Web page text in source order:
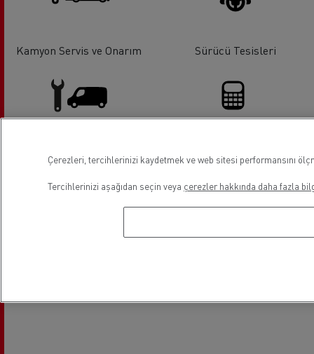
Kamyon Servis ve Onarım Sürücü Tesisleri
Hafif Ticari Servis ve Onarım Finans
Çerezleri, tercihlerinizi kaydetmek ve web sitesi performansını
Tercihlerinizi aşağıdan seçin veya çerezler hakkında daha fazla